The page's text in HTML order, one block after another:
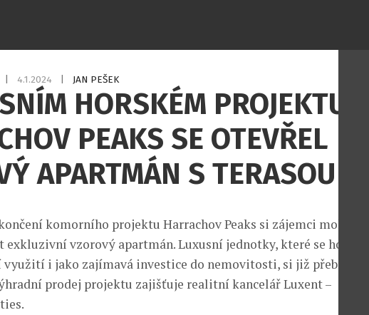
4.1.2024 JAN PEŠEK
HORSKÉM PROJEKTU
PEAKS SE OTEVŘEL
APARTMÁN S TERASOU
komorního projektu Harrachov Peaks si zájemci mohou
vzorový apartmán. Luxusní jednotky, které se hodí pro
i jako zajímavá investice do nemovitosti, si již přebírají
prodej projektu zajišťuje realitní kancelář Luxent –